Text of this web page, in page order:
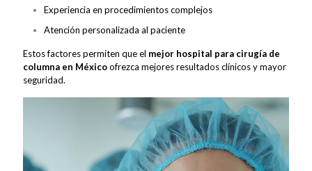
Experiencia en procedimientos complejos
Atención personalizada al paciente
Estos factores permiten que el mejor hospital para cirugía de
columna en Méxicoofrezca mejores resultados clínicos y mayor
seguridad.